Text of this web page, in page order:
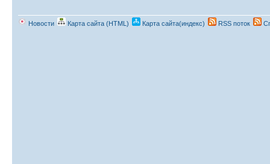
Новости Карта сайта (HTML) Карта сайта(индекс) RSS поток